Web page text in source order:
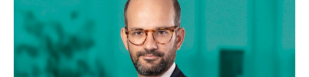
la
suite